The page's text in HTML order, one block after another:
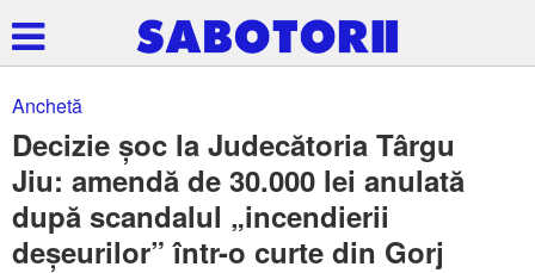
Anchetă
Decizie șoc la Judecătoria Târgu
Jiu: amendă de 30.000 lei anulată
după scandalul „incendierii
deșeurilor” într-o curte din Gorj